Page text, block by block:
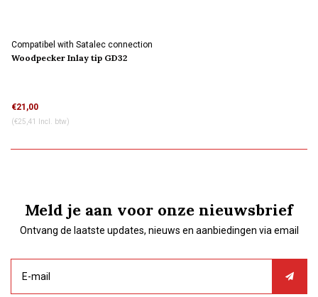
Compatibel with Satalec connection
Woodpecker Inlay tip GD32
€21,00
(€25,41 Incl. btw)
Meld je aan voor onze nieuwsbrief
Ontvang de laatste updates, nieuws en aanbiedingen via email